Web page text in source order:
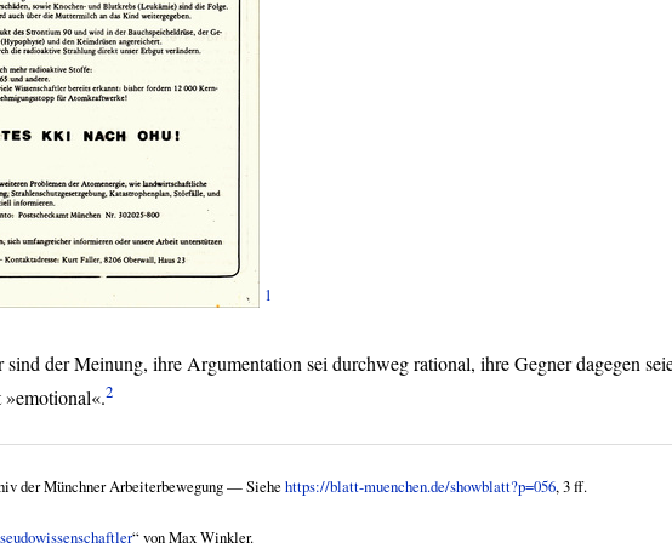
1
der Meinung, ihre Argumentation sei durchweg rational, ihre Gegner dagegen
2
der Münchner Arbeiterbewegung — Siehe https://blatt-muenchen.de/showblatt?p=056, 3 ff.
“ von Max Winkler.